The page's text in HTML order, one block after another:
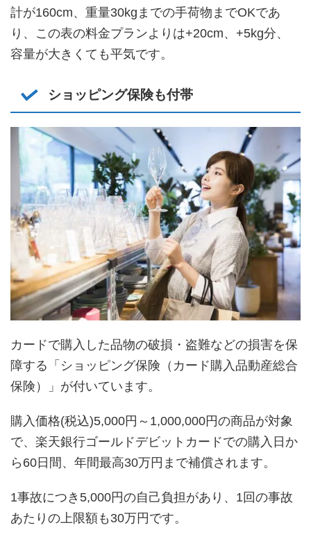
計が160cm、重量30kgまでの手荷物までOKであ
り、この表の料金プランよりは+20cm、+5kg分、
容量が大きくても平気です。
ショッピング保険も付帯
カードで購入した品物の破損・盗難などの損害を保
障する「ショッピング保険（カード購入品動産総合
保険）」が付いています。
購入価格(税込)5,000円～1,000,000円の商品が対象
で、楽天銀行ゴールドデビットカードでの購入日か
ら60日間、年間最高30万円まで補償されます。
1事故につき5,000円の自己負担があり、1回の事故
あたりの上限額も30万円です。